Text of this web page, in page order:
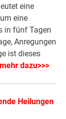
eine
eine
in fünf Tagen
Anregungen
ist dieses
dazu>>>
Heilungen